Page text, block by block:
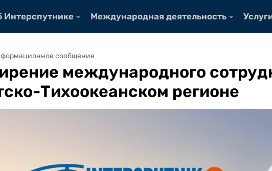
Интерспутнике Международная деятельность
международного
Тихоокеанском регионе
сообщение